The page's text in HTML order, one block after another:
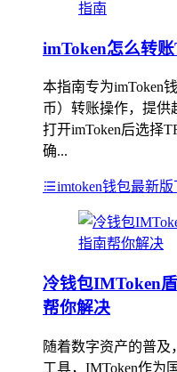
imToken怎么转
本指南专为imToken
币）转账操作，提供
打开imToken后选择
确...
imtoken钱包最新
冷钱包IMToken
帮你解决
随着数字资产的普
工具，IMToken作为